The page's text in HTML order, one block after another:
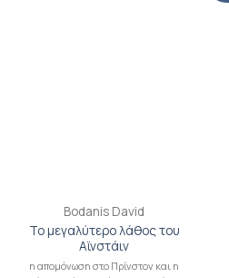
Bodanis David
Το μεγαλύτερο λάθος του
Αϊνστάιν
η απομόνωση στο Πρίνστον και η